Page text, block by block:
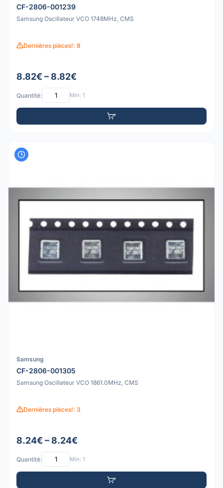
CF-2806-001239
Samsung Oscillateur VCO 1748MHz, CMS
Dernières pièces!: 8
8.82€ – 8.82€
Quantité: Min: 1
Samsung
CF-2806-001305
Samsung Oscillateur VCO 1861.0MHz, CMS
Dernières pièces!: 3
8.24€ – 8.24€
Quantité: Min: 1